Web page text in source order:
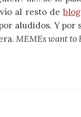
al resto de
aludidos. Y por
MEMEs want to